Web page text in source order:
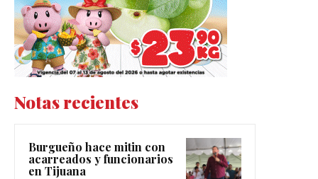
Notas recientes
Burgueño hace mitin con
acarreados y funcionarios
en Tijuana